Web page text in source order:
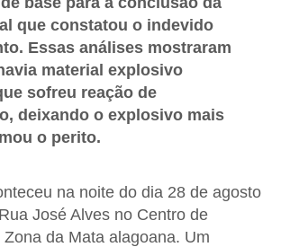
que constatou o indevido
Essas análises mostraram
material explosivo
sofreu reação de
deixando o explosivo mais
o perito.
na noite do dia 28 de agosto
José Alves no Centro de
da Mata alagoana. Um